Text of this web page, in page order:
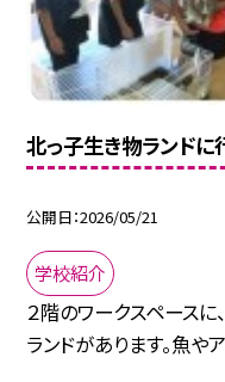
北っ子生き物ランドに
公開日 2026/05/21
学校紹介
２階のワークスペース
ランドがあります。魚や